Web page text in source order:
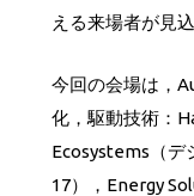
える来場者が見込
今回の会場は，
化，駆動技術：
Ecosystems（デ
17），Energy